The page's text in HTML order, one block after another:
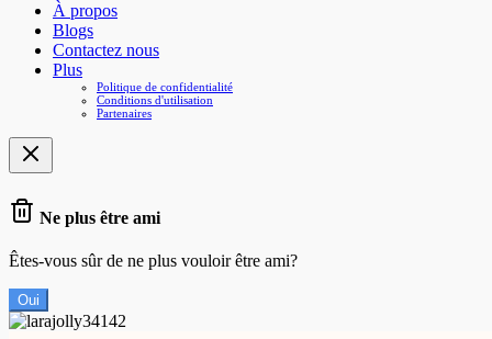
À propos
Blogs
Contactez nous
Plus
Politique de confidentialité
Conditions d'utilisation
Partenaires
Ne plus être ami
Êtes-vous sûr de ne plus vouloir être ami?
Oui